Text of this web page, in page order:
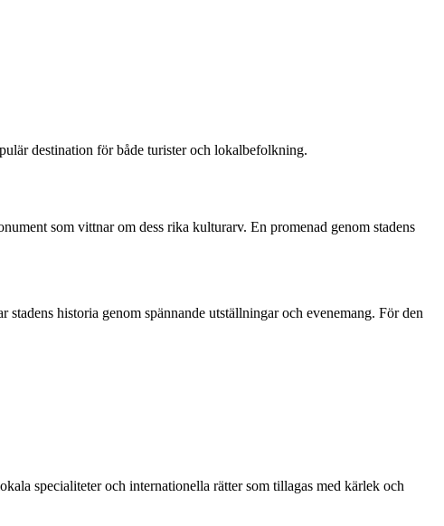
destination för både turister och lokalbefolkning.
som vittnar om dess rika kulturarv. En promenad genom stadens
historia genom spännande utställningar och evenemang. För den
specialiteter och internationella rätter som tillagas med kärlek och